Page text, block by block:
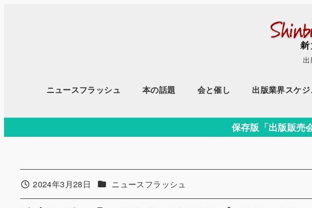
移
ニュースフラッシュ 本の話題 会と催し 出版業界スケ
保存版「出版販売
投稿日2024年3月28日 カテゴリー
ニュースフラッシュ